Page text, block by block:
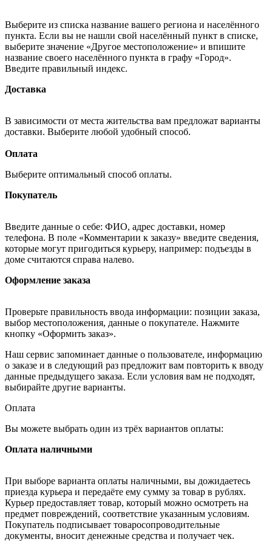
Выберите из списка название вашего региона и населённого
пункта. Если вы не нашли свой населённый пункт в списке,
выберите значение «Другое местоположение» и впишите
название своего населённого пункта в графу «Город».
Введите правильный индекс.
Доставка
В зависимости от места жительства вам предложат варианты
доставки. Выберите любой удобный способ.
Оплата
Выберите оптимальный способ оплаты.
Покупатель
Введите данные о себе: ФИО, адрес доставки, номер
телефона. В поле «Комментарии к заказу» введите сведения,
которые могут пригодиться курьеру, например: подъезды в
доме считаются справа налево.
Оформление заказа
Проверьте правильность ввода информации: позиции заказа,
выбор местоположения, данные о покупателе. Нажмите
кнопку «Оформить заказ».
Наш сервис запоминает данные о пользователе, информацию
о заказе и в следующий раз предложит вам повторить к вводу
данные предыдущего заказа. Если условия вам не подходят,
выбирайте другие варианты.
Оплата
Вы можете выбрать один из трёх вариантов оплаты:
Оплата наличными
При выборе варианта оплаты наличными, вы дожидаетесь
приезда курьера и передаёте ему сумму за товар в рублях.
Курьер предоставляет товар, который можно осмотреть на
предмет повреждений, соответствие указанным условиям.
Покупатель подписывает товаросопроводительные
документы, вносит денежные средства и получает чек.